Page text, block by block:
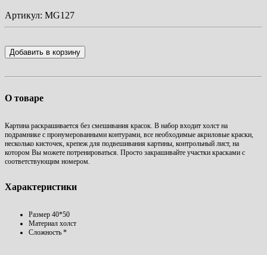
Артикул: MG127
Добавить в корзину
О товаре
Картина раскрашивается без смешивания красок. В набор входит холст на
подрамнике с пронумерованными контурами, все необходимые акриловые краски,
несколько кисточек, крепеж для подвешивания картины, контрольный лист, на
котором Вы можете потренироваться. Просто закрашивайте участки красками с
соответствующим номером.
Характеристики
Размер 40*50
Материал холст
Сложность *